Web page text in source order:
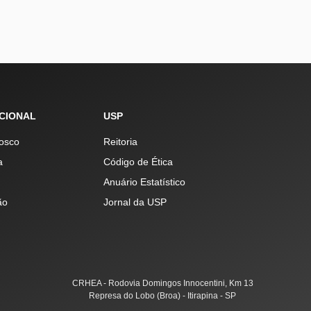
USP
Reitoria
Código de Ética
Anuário Estatístico
Jornal da USP
CRHEA - Rodovia Domingos Innocentini, Km 13
Represa do Lobo (Broa) - Itirapina - SP